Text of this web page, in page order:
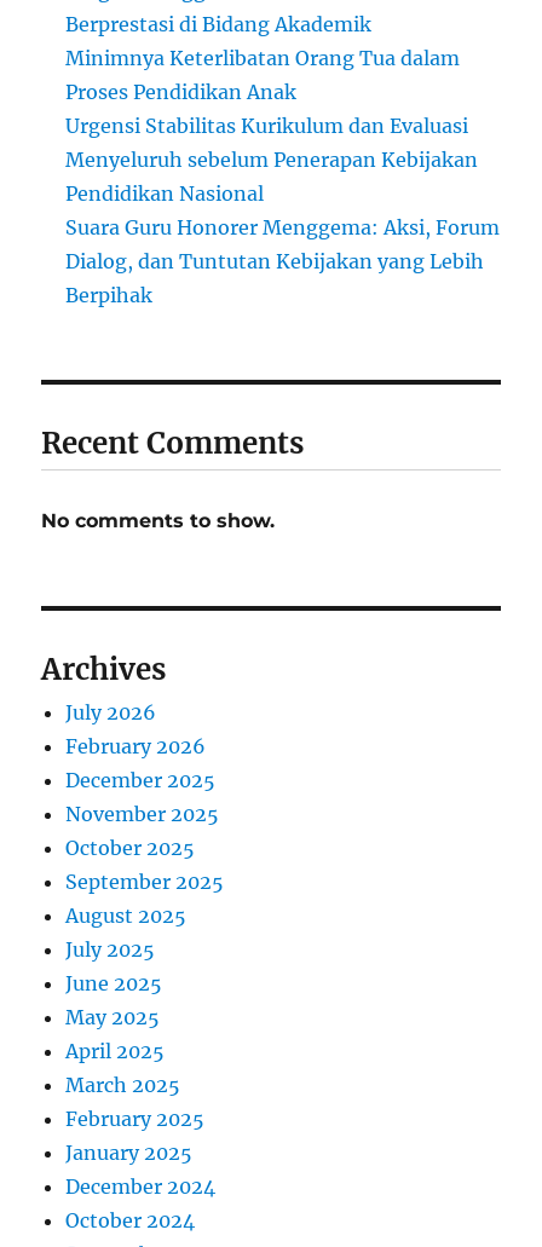
Berprestasi di Bidang Akademik
Minimnya Keterlibatan Orang Tua dalam
Proses Pendidikan Anak
Urgensi Stabilitas Kurikulum dan Evaluasi
Menyeluruh sebelum Penerapan Kebijakan
Pendidikan Nasional
Suara Guru Honorer Menggema: Aksi, Forum
Dialog, dan Tuntutan Kebijakan yang Lebih
Berpihak
Recent Comments
No comments to show.
Archives
July 2026
February 2026
December 2025
November 2025
October 2025
September 2025
August 2025
July 2025
June 2025
May 2025
April 2025
March 2025
February 2025
January 2025
December 2024
October 2024